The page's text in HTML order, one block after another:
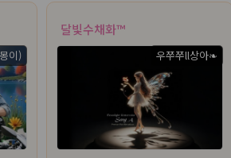
이)
달빛수채화™
우쭈쭈ll상아❧